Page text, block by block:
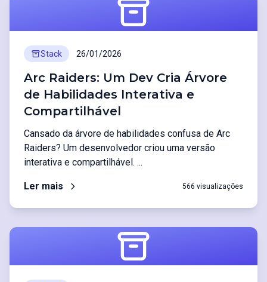
Stack 26/01/2026
Arc Raiders: Um Dev Cria Árvore
de Habilidades Interativa e
Compartilhável
Cansado da árvore de habilidades confusa de Arc
Raiders? Um desenvolvedor criou uma versão
interativa e compartilhável. ...
Ler mais 566 visualizações